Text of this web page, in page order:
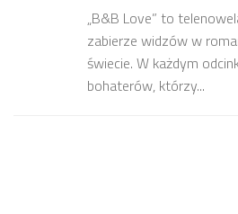
„B&B Love” to
zabierze widzów w
świecie. W każdym
bohaterów, którzy...